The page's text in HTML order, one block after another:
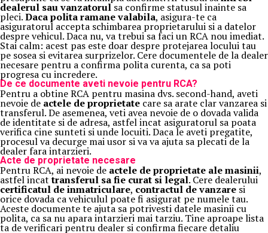
dealerul sau vanzatorulsa confirme statusul inainte sa
pleci.Daca polita ramane valabila, asigura-te ca
asiguratorul accepta schimbarea proprietarului si a datelor
despre vehicul. Daca nu, va trebui sa faci un RCA nou imediat.
Stai calm: acest pas este doar despre protejarea locului tau
pe sosea si evitarea surprizelor. Cere documentele de la dealer
necesare pentru a confirma polita curenta, ca sa poti
progresa cu incredere.
De ce documente aveti nevoie pentru RCA?
Pentru a obtine RCA pentru masina dvs. second-hand, aveti
nevoie de actele de proprietate care sa arate clar vanzarea si
transferul. De asemenea, veti avea nevoie de o dovada valida
de identitate si de adresa, astfel incat asiguratorul sa poata
verifica cine sunteti si unde locuiti. Daca le aveti pregatite,
procesul va decurge mai usor si va va ajuta sa plecati de la
dealer fara intarzieri.
Acte de proprietate necesare
Pentru RCA, ai nevoie de actele de proprietate ale masinii,
astfel incattransferul sa fie curat si legal. Cere dealerului
certificatul de inmatriculare, contractul de vanzare si
orice dovada ca vehiculul poate fi asigurat pe numele tau.
Aceste documente te ajuta sa potrivesti datele masinii cu
polita, ca sa nu apara intarzieri mai tarziu. Tine aproape lista
ta de verificari pentru dealer si confirma fiecare detaliu